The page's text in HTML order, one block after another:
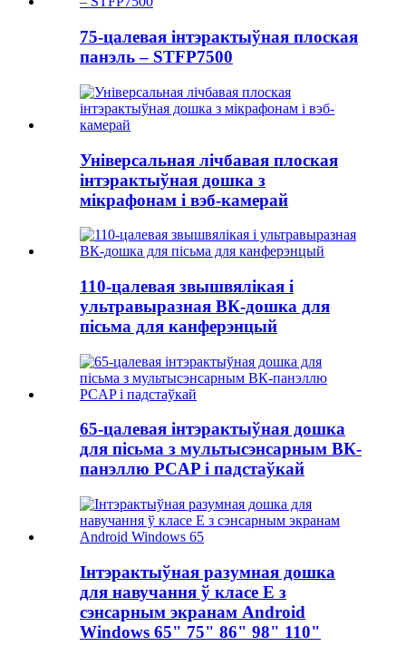
75-цалевая інтэрактыўная плоская
панэль – STFP7500
Універсальная лічбавая плоская
інтэрактыўная дошка з
мікрафонам і вэб-камерай
110-цалевая звышвялікая і
ультравыразная ВК-дошка для
пісьма для канферэнцый
65-цалевая інтэрактыўная дошка
для пісьма з мультысэнсарным ВК-
панэллю PCAP і падстаўкай
Інтэрактыўная разумная дошка
для навучання ў класе E з
сэнсарным экранам Android
Windows 65" 75" 86" 98" 110"